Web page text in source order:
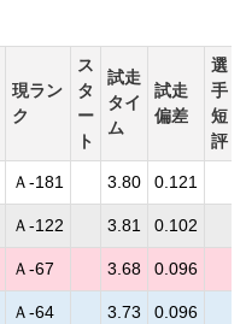
現ラン
ク
ス
タ
ー
ト
試走
タイ
ム
試走
偏差
選
手
短
評
Ａ-181 3.80 0.121
Ａ-122 3.81 0.102
Ａ-67 3.68 0.096
Ａ-64 3.73 0.096